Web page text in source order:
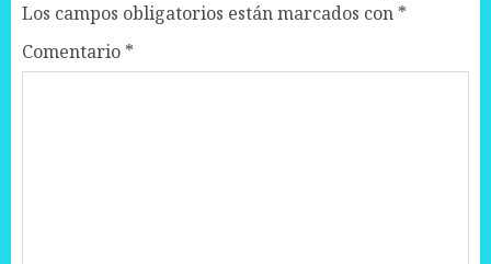
Los campos obligatorios están marcados con *
Comentario *